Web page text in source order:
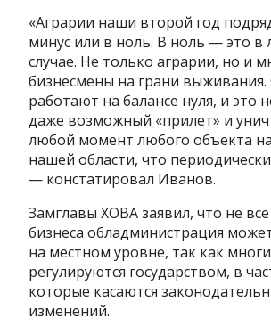
«Аграрии наши второй год
минус или в ноль. В ноль — это в
случае. Не только аграрии, но и
бизнесмены на грани
работают на балансе нуля, и это
даже возможный «прилет» и
любой момент любого объекта
нашей области, что
— констатировал Иванов.
Замглавы ХОВА заявил, что не
бизнеса обладминистрация
на местном уровне, так как
регулируются государством, в
которые касаются
изменений.